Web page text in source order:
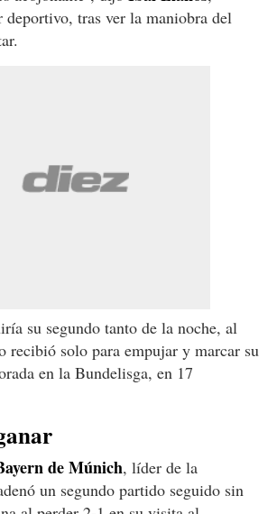
deportivo, tras ver la maniobra del
su segundo tanto de la noche, al
recibió solo para empujar y marcar su
en la Bundelisga, en 17
de Múnich, líder de la
un segundo partido seguido sin